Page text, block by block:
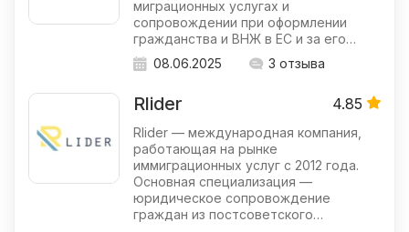
миграционных услугах и
сопровождении при оформлении
гражданства и ВНЖ в ЕС и за его…
08.06.2025
3 отзыва
Rlider 4.85
Rlider — международная компания,
работающая на рынке
иммиграционных услуг с 2012 года.
Основная специализация —
юридическое сопровождение
граждан из постсоветского…